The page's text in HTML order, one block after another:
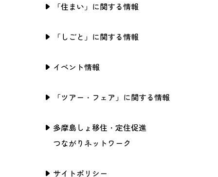
「住まい」に関する情報
「しごと」に関する情報
イベント情報
「ツアー・フェア」に関する情報
多摩島しょ移住・定住促進
つながりネットワーク
サイトポリシー